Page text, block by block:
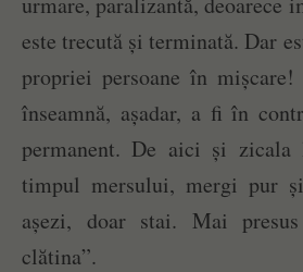
este trecută și terminată. Dar
propriei persoane în
înseamnă, așadar, a fi în
permanent. De aici și
timpul mersului, mergi pur
așezi, doar stai. Mai
clătina”.